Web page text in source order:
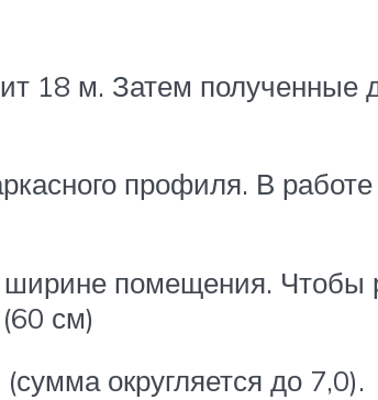
18 м. Затем полученные
профиля. В
помещения. Чтобы
см)
округляется до 7,0).